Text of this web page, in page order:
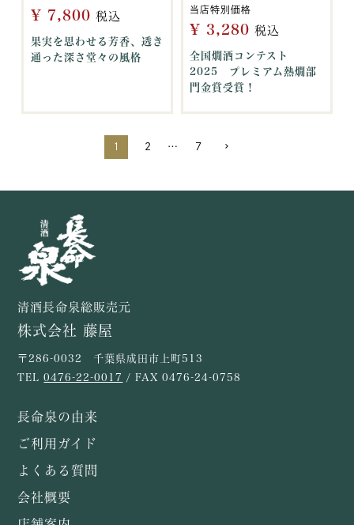
1 2 … 7
¥ 7,800 税込
果実を思わせる芳香、透き
通った深さ堂々の風格
当店特別価格
¥ 3,280 税込
全国燗酒コンテスト
2025 プレミアム熱燗部
門金賞受賞！
清酒長命泉総販売元
株式会社 藤屋
〒286-0032 千葉県成田市上町513
TEL0476-22-0017 / FAX 0476-24-0758
長命泉の由来
ご利用ガイド
よくある質問
会社概要